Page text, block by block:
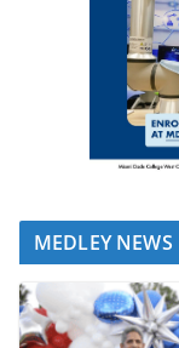
MEDLEY NEWS